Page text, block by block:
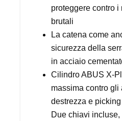
proteggere contro i
brutali
La catena come
sicurezza della
in acciaio
Cilindro ABUS X-
massima contro gli
destrezza e picking
Due chiavi